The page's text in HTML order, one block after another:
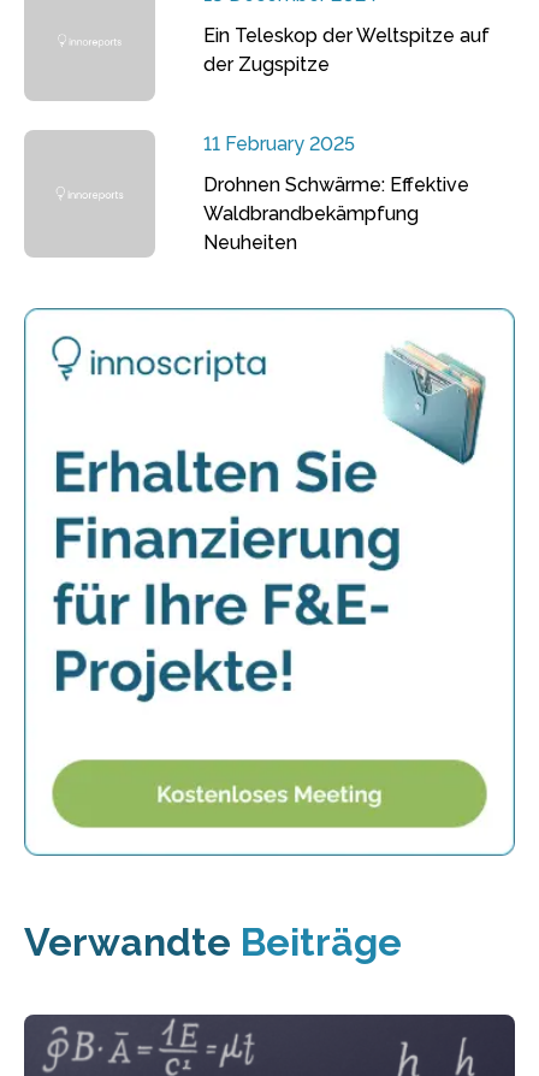
Ein Teleskop der Weltspitze auf
der Zugspitze
11 February 2025
Drohnen Schwärme: Effektive
Waldbrandbekämpfung
Neuheiten
Verwandte Beiträge